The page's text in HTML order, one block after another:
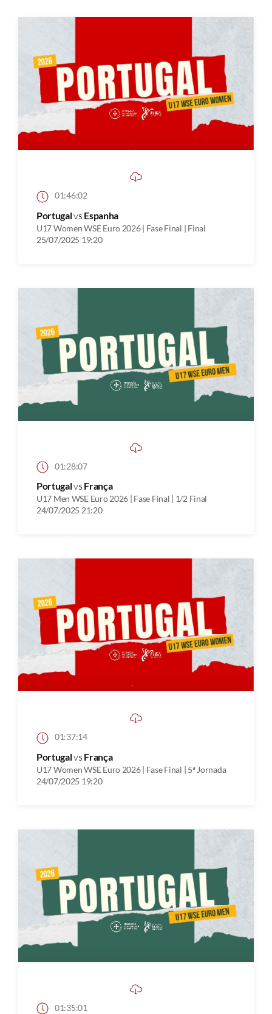
01:46:02
Portugalvs Espanha
U17 Women WSE Euro 2026 | Fase Final | Final
25/07/2025 19:20
01:28:07
Portugalvs França
U17 Men WSE Euro 2026 | Fase Final | 1/2 Final
24/07/2025 21:20
01:37:14
Portugalvs França
U17 Women WSE Euro 2026 | Fase Final | 5ª Jornada
24/07/2025 19:20
01:35:01